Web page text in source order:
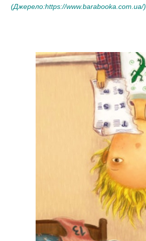
(Джерело:https://www.barabooka.com.ua/)